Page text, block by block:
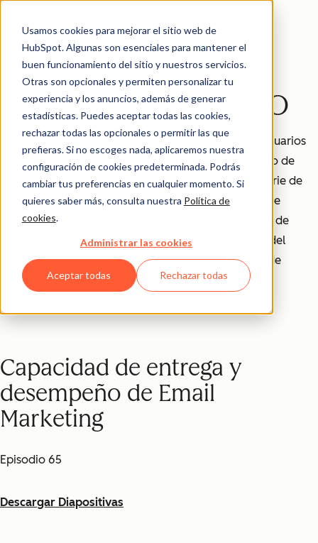
Usamos cookies para mejorar el sitio web de
HubSpot. Algunas son esenciales para mantener el
buen funcionamiento del sitio y nuestros servicios.
Otras son opcionales y permiten personalizar tu
experiencia y los anuncios, además de generar
estadísticas. Puedes aceptar todas las cookies,
rechazar todas las opcionales o permitir las que
prefieras. Si no escoges nada, aplicaremos nuestra
configuración de cookies predeterminada. Podrás
cambiar tus preferencias en cualquier momento. Si
quieres saber más, consulta nuestra Política de
cookies.
Administrar las cookies
Aceptar todas Rechazar todas
Webinarios EN VIVO
Nuestro objetivo principal es ayudar a nuestros usuarios
a crecer mejor con la plataforma de crecimiento de
HubSpot, por eso hemos creado EN VIVO: una serie de
webinarios para clientes de HubSpot donde te
mostramos cómo usar las herramientas claves de
HubSpot, cómo aplicar las mejores prácticas del
inbound y cuáles son las últimas tendencias de
marketing, ventas y servicio al cliente.
Capacidad de entrega y
desempeño de Email
Marketing
Episodio 65
Descargar Diapositivas